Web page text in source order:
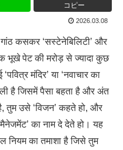
コピー
2026.03.08
कसकर ‘सस्टेनेबिलिटी’ और
भूखे पेट की मरोड़ से ज्यादा कुछ
मंदिर’ या ‘नवाचार का
है जिसमें पैसा बहता है और अंत
तुम उसे ‘विजन’ कहते हो, और
का नाम दे देते हो। यह
का तमाशा है जिसे तुम